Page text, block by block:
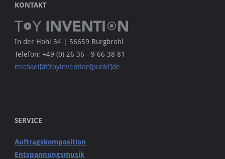
KONTAKT
In der Hohl 34 | 56659 Burgbrohl
Telefon: +49 (0) 26 36 - 9 66 38 81
michael[ät]toyinvention[punkt]de
SERVICE
Auftragskomposition
Entspannungsmusik